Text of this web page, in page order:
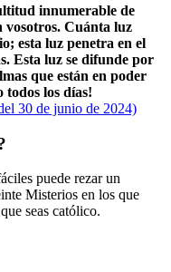
innumerable de
vosotros. Cuánta luz
esta luz penetra en el
Esta luz se difunde por
que están en poder
los días!
30 de junio de 2024)
puede rezar un
Misterios en los que
seas católico.